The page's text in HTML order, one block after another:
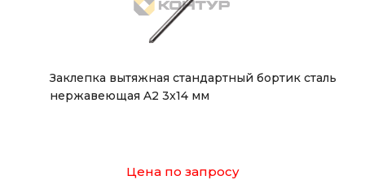
Заклепка вытяжная стандартный бортик сталь
нержавеющая A2 3x14 мм
Цена по запросу